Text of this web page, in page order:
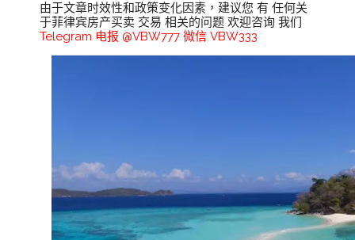
由于文章时效性和政策变化因素，建议您 有 任何关
于菲律宾房产买卖 交易 相关的问题 欢迎咨询 我们
Telegram 电报 @VBW777 微信 VBW333